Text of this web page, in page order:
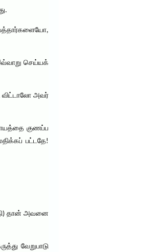
செய்யக்
விட்டாலோ அவர்
குணப்ப
பட்டதே!
தான் அவனை
வேறுபாடு